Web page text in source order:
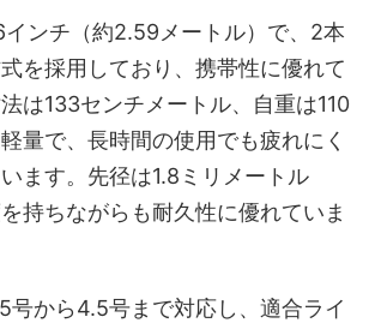
ンチ（約2.59メートル）で、2本
を採用しており、携帯性に優れて
は133センチメートル、自重は110
量で、長時間の使用でも疲れにく
ます。先径は1.8ミリメートル
持ちながらも耐久性に優れていま
号から4.5号まで対応し、適合ライ